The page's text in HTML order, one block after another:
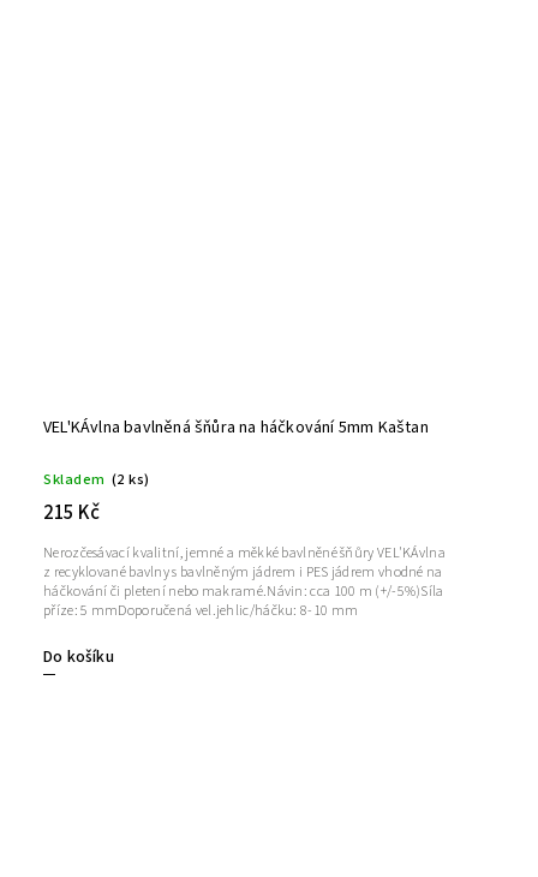
VEL'KÁvlna bavlněná šňůra na háčkování 5mm Kaštan
Skladem (2 ks)
215 Kč
Do košíku
Nerozčesávací kvalitní, jemné a měkké bavlněné šňůry VEL'KÁvlna
z recyklované bavlny s bavlněným jádrem i PES jádrem vhodné na
háčkování či pletení nebo makramé.Návin: cca 100 m (+/-5%)Síla
příze: 5 mmDoporučená vel.jehlic/háčku: 8-10 mm